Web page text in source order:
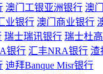
澳门工银亚洲银行 澳
业银行 澳门商业银行
瑞士瑞讯银行 瑞士杜
银行 汇丰NRA银行 渣
迪拜Banque Misr银行